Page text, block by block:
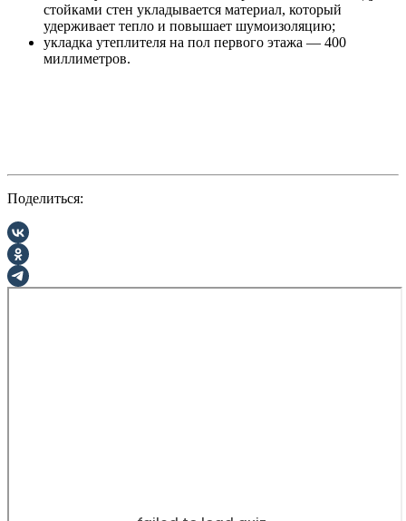
стойками стен укладывается материал, который
удерживает тепло и повышает шумоизоляцию;
укладка утеплителя на пол первого этажа — 400
миллиметров.
Поделиться: